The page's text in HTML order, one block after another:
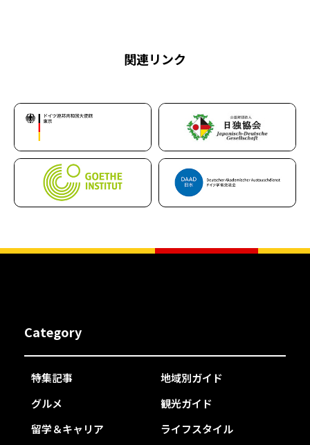
関連リンク
Category
特集記事
地域別ガイド
グルメ
観光ガイド
留学＆キャリア
ライフスタイル